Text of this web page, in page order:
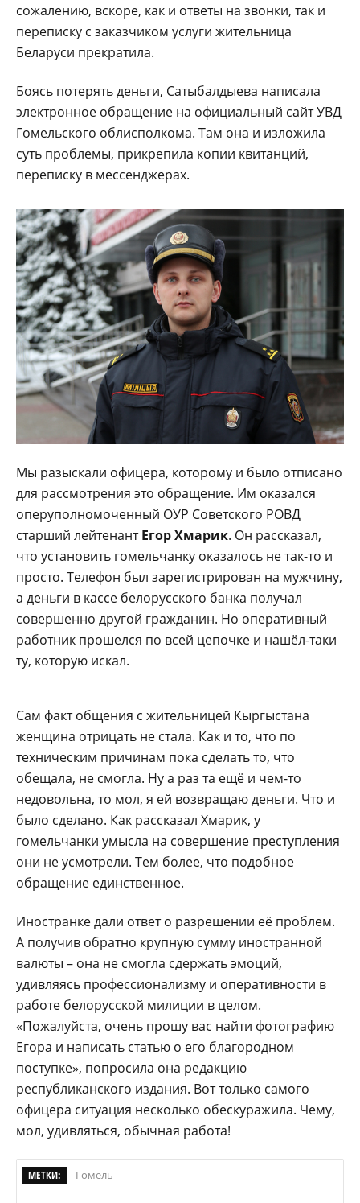
сожалению, вскоре, как и ответы на звонки, так и
переписку с заказчиком услуги жительница
Беларуси прекратила.
Боясь потерять деньги, Сатыбалдыева написала
электронное обращение на официальный сайт УВД
Гомельского облисполкома. Там она и изложила
суть проблемы, прикрепила копии квитанций,
переписку в мессенджерах.
Мы разыскали офицера, которому и было отписано
для рассмотрения это обращение. Им оказался
оперуполномоченный ОУР Советского РОВД
старший лейтенантЕгор Хмарик. Он рассказал,
что установить гомельчанку оказалось не так-то и
просто. Телефон был зарегистрирован на мужчину,
а деньги в кассе белорусского банка получал
совершенно другой гражданин. Но оперативный
работник прошелся по всей цепочке и нашёл-таки
ту, которую искал.
Сам факт общения с жительницей Кыргыстана
женщина отрицать не стала. Как и то, что по
техническим причинам пока сделать то, что
обещала, не смогла. Ну а раз та ещё и чем-то
недовольна, то мол, я ей возвращаю деньги. Что и
было сделано. Как рассказал Хмарик, у
гомельчанки умысла на совершение преступления
они не усмотрели. Тем более, что подобное
обращение единственное.
Иностранке дали ответ о разрешении её проблем.
А получив обратно крупную сумму иностранной
валюты – она не смогла сдержать эмоций,
удивляясь профессионализму и оперативности в
работе белорусской милиции в целом.
«Пожалуйста, очень прошу вас найти фотографию
Егора и написать статью о его благородном
поступке», попросила она редакцию
республиканского издания. Вот только самого
офицера ситуация несколько обескуражила. Чему,
мол, удивляться, обычная работа!
МЕТКИ: Гомель